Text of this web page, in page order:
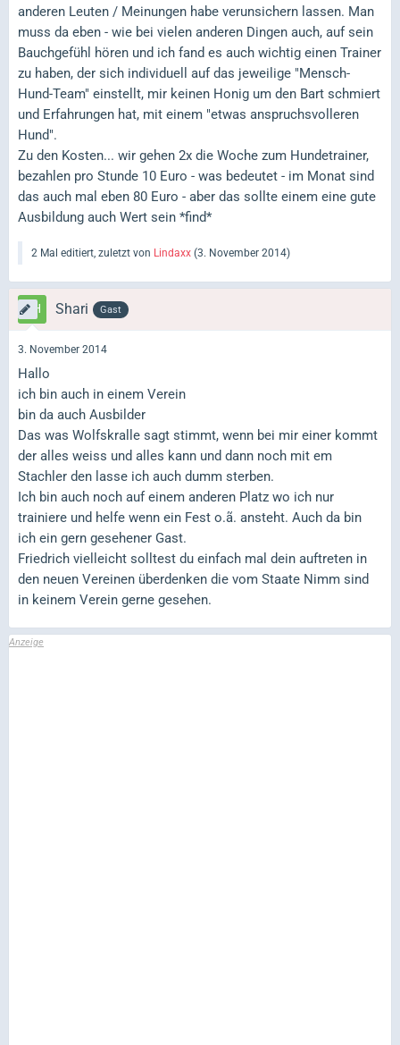
anderen Leuten / Meinungen habe verunsichern lassen. Man
muss da eben - wie bei vielen anderen Dingen auch, auf sein
Bauchgefühl hören und ich fand es auch wichtig einen Trainer
zu haben, der sich individuell auf das jeweilige "Mensch-
Hund-Team" einstellt, mir keinen Honig um den Bart schmiert
und Erfahrungen hat, mit einem "etwas anspruchsvolleren
Hund".
Zu den Kosten... wir gehen 2x die Woche zum Hundetrainer,
bezahlen pro Stunde 10 Euro - was bedeutet - im Monat sind
das auch mal eben 80 Euro - aber das sollte einem eine gute
Ausbildung auch Wert sein *find*
2 Mal editiert, zuletzt von Lindaxx (3. November 2014)
Shari Gast
3. November 2014
Hallo
ich bin auch in einem Verein
bin da auch Ausbilder
Das was Wolfskralle sagt stimmt, wenn bei mir einer kommt
der alles weiss und alles kann und dann noch mit em
Stachler den lasse ich auch dumm sterben.
Ich bin auch noch auf einem anderen Platz wo ich nur
trainiere und helfe wenn ein Fest o.ã. ansteht. Auch da bin
ich ein gern gesehener Gast.
Friedrich vielleicht solltest du einfach mal dein auftreten in
den neuen Vereinen überdenken die vom Staate Nimm sind
in keinem Verein gerne gesehen.